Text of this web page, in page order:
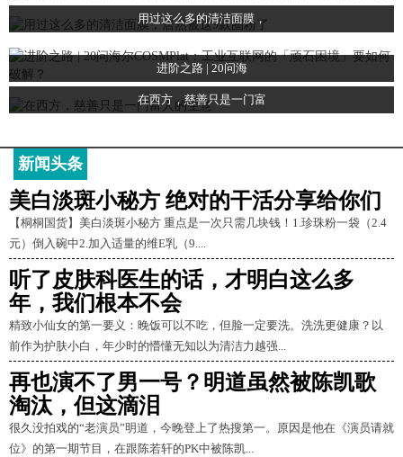
用过这么多的清洁面膜，
进阶之路 | 20问海
在西方，慈善只是一门富
新闻头条
美白淡斑小秘方 绝对的干活分享给你们
【桐桐国货】美白淡斑小秘方 重点是一次只需几块钱！1.珍珠粉一袋（2.4
元）倒入碗中2.加入适量的维E乳（9....
听了皮肤科医生的话，才明白这么多
年，我们根本不会
精致小仙女的第一要义：晚饭可以不吃，但脸一定要洗。洗洗更健康？以
前作为护肤小白，年少时的懵懂无知以为清洁力越强...
再也演不了男一号？明道虽然被陈凯歌
淘汰，但这滴泪
很久没拍戏的“老演员”明道，今晚登上了热搜第一。原因是他在《演员请就
位》的第一期节目，在跟陈若轩的PK中被陈凯...